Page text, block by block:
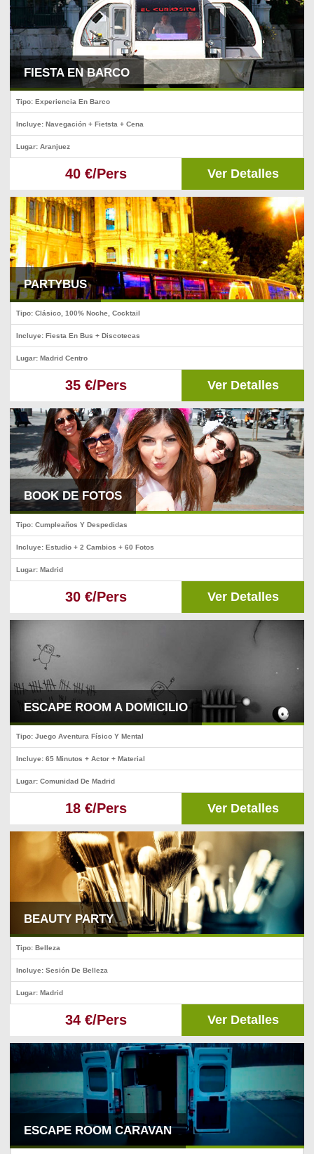
FIESTA EN BARCO
Tipo: Experiencia En Barco
Incluye: Navegación + Fietsta + Cena
Lugar: Aranjuez
40 €/Pers Ver Detalles
PARTYBUS
Tipo: Clásico, 100% Noche, Cocktail
Incluye: Fiesta En Bus + Discotecas
Lugar: Madrid Centro
35 €/Pers Ver Detalles
BOOK DE FOTOS
Tipo: Cumpleaños Y Despedidas
Incluye: Estudio + 2 Cambios + 60 Fotos
Lugar: Madrid
30 €/Pers Ver Detalles
ESCAPE ROOM A DOMICILIO
Tipo: Juego Aventura Físico Y Mental
Incluye: 65 Minutos + Actor + Material
Lugar: Comunidad De Madrid
18 €/Pers Ver Detalles
BEAUTY PARTY
Tipo: Belleza
Incluye: Sesión De Belleza
Lugar: Madrid
34 €/Pers Ver Detalles
ESCAPE ROOM CARAVAN